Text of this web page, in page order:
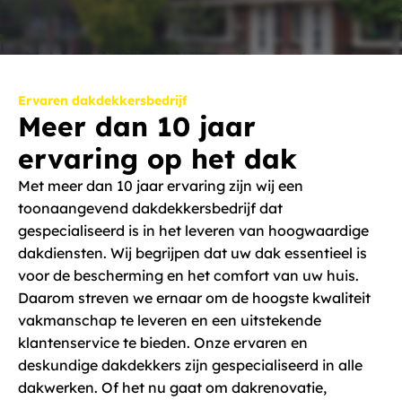
Ervaren dakdekkersbedrijf
Meer dan 10 jaar
ervaring op het dak
Met meer dan 10 jaar ervaring zijn wij een
toonaangevend dakdekkersbedrijf dat
gespecialiseerd is in het leveren van hoogwaardige
dakdiensten. Wij begrijpen dat uw dak essentieel is
voor de bescherming en het comfort van uw huis.
Daarom streven we ernaar om de hoogste kwaliteit
vakmanschap te leveren en een uitstekende
klantenservice te bieden. Onze ervaren en
deskundige dakdekkers zijn gespecialiseerd in alle
dakwerken. Of het nu gaat om dakrenovatie,